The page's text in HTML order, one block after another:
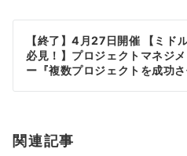
ビ
ー
シ
ン
【終了】4月27日開催 【ミド
必見！】プロジェクトマネジ
ー『複数プロジェクトを成功さ
関連記事